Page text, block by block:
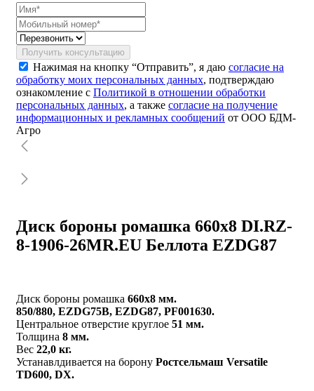
Получить консультацию
Нажимая на кнопку “Отправить”, я даю согласие на
обработку моих персональных данных, подтверждаю
ознакомление с Политикой в отношении обработки
персональных данных, а также согласие на получение
информационных и рекламных сообщений от ООО БДМ-
Агро
Диск бороны ромашка 660х8 DI.RZ-
8-1906-26MR.EU Беллота EZDG87
Диск бороны ромашка 660х8 мм.
850/880, EZDG75B, EZDG87, PF001630.
Центральное отверстие круглое 51 мм.
Толщина 8 мм.
Вес 22,0 кг.
Устанавлдивается на борону Ростсельмаш Versatile
TD600, DX.